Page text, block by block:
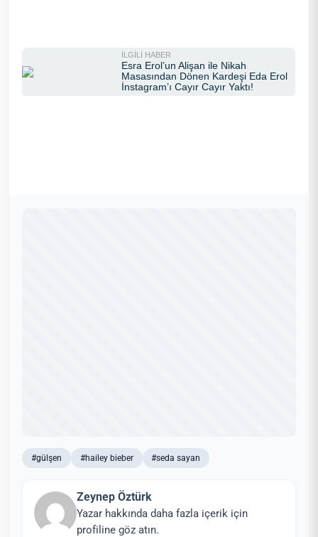
#gülşen #hailey bieber #seda sayan
Zeynep Öztürk
Yazar hakkında daha fazla içerik için
profiline göz atın.